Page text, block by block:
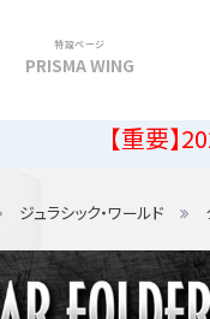
特設ページ
PRISMA WING
【重要】2026年夏
ジュラシック・ワールド